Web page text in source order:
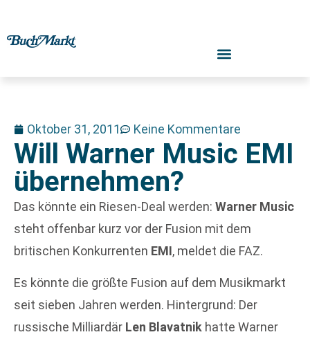
Oktober 31, 2011 Keine Kommentare
Will Warner Music EMI
übernehmen?
Das könnte ein Riesen-Deal werden: Warner Music
steht offenbar kurz vor der Fusion mit dem
britischen Konkurrenten EMI, meldet die FAZ.
Es könnte die größte Fusion auf dem Musikmarkt
seit sieben Jahren werden. Hintergrund: Der
russische Milliardär Len Blavatnik hatte Warner